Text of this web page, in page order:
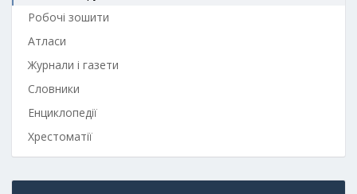
Робочі зошити
Атласи
Журнали і газети
Словники
Енциклопедії
Хрестоматії